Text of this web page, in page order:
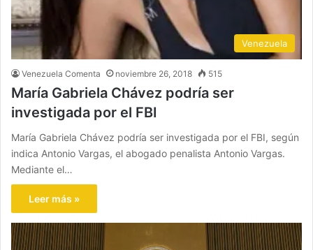
Venezuela
Venezuela Comenta noviembre 26, 2018 515
María Gabriela Chávez podría ser
investigada por el FBI
María Gabriela Chávez podría ser investigada por el FBI, según
indica Antonio Vargas, el abogado penalista Antonio Vargas.
Mediante el…
Leer más »